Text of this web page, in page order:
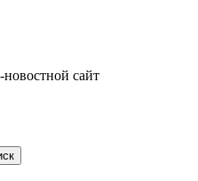
сайт